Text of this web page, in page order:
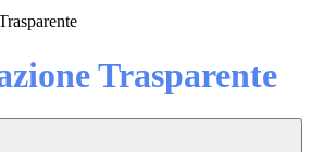
Trasparente